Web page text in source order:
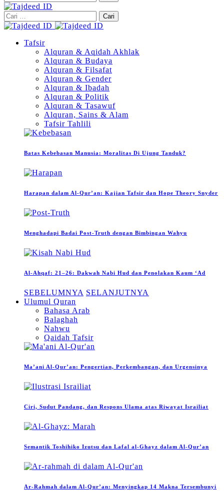
untuk:
Cari
untuk:
Tafsir
Alquran & Aqidah Akhlak
Alquran & Budaya
Alquran & Filsafat
Alquran & Gender
Alquran & Ibadah
Alquran & Politik
Alquran & Tasawuf
Alquran, Sains & Alam
Tafsir Tahlili
Batas Kebebasan Manusia: Moralitas Di Ujung Tanduk?
Harapan dalam Al-Qur’an: Kajian Tafsir dan Hope Theory Snyder
Menghadapi Badai Post-Truth dengan Bimbingan Wahyu
Al-Ahqaf: 21–26: Dakwah Nabi Hud dan Penolakan Kaum ‘Ad
SEBELUMNYA SELANJUTNYA
Ulumul Quran
Bahasa Arab
Balaghah
Nahwu
Qaidah Tafsir
Ma’ani Al-Qur’an: Pengertian, Perkembangan, dan Urgensinya
Ciri, Sudut Pandang, dan Respons Ulama atas Riwayat Israiliat
Semantik Toshihiko Izutsu dan Lafal al-Ghayz dalam Al-Qur’an
Ar-Rahmah dalam Al-Qur’an: Menyingkap 14 Makna Tersembunyi